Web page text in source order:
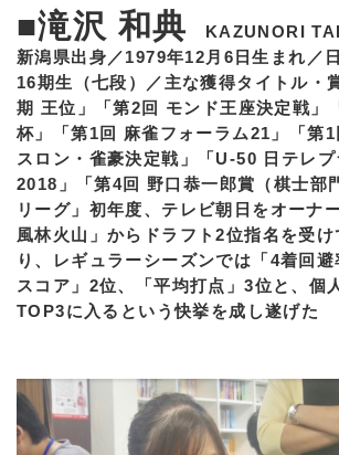
■滝沢 和典
KAZUNORI
新潟県出身／1979年12月6日生まれ／
16期生（七段）／主な獲得タイトル・
期 王位」「第2回 モンド王座決定戦」
杯」「第1回 麻雀フォーラム21」「第
スロン・雀豪決定戦」「U-50 日テレ
2018」「第4回 野口恭一郎賞（棋士部
リーグ」初年度、テレビ朝日をオーナ
風林火山」からドラフト2位指名を受
り、レギュラーシーズンでは「4着回
スコア」2位、「平均打点」3位と、個
TOP3に入るという快挙を成し遂げた